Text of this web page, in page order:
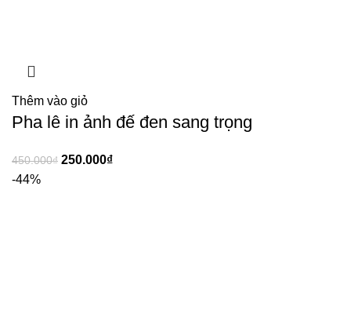
Thêm vào giỏ
Pha lê in ảnh đế đen sang trọng
450.000₫ 250.000₫
-44%